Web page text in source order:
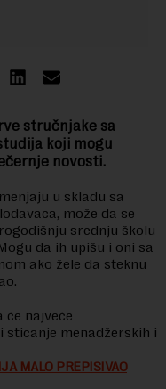
stručnjake sa
koji mogu
novosti.
u skladu sa
može da se
srednju školu
da ih upišu i oni sa
ako žele da steknu
najveće
sticanje menadžerskih i
MALO PREPISIVAO